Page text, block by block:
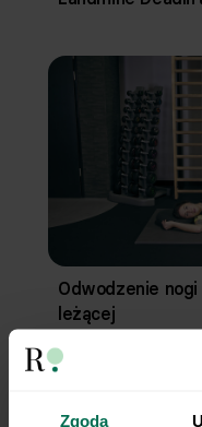
Zgoda
Odwodzenie
leżącej